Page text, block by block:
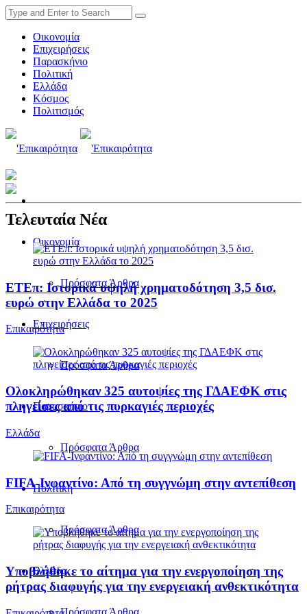
Οικονομία
Επιχειρήσεις
Παρασκήνιο
Πολιτική
Ελλάδα
Κόσμος
Πολιτισμός
Οικονομία
Πρόσφατα Άρθρα
Επιχειρήσεις
Πρόσφατα Άρθρα
Παρασκήνιο
Πρόσφατα Άρθρα
Πολιτική
Πρόσφατα Άρθρα
Ελλάδα
Πρόσφατα Άρθρα
Τελευταία Νέα
ΕΤΕπ: Ιστορικά υψηλή χρηματοδότηση 3,5 δισ.
ευρώ στην Ελλάδα το 2025
Επικαιρότητα
Ολοκληρώθηκαν 325 αυτοψίες της ΓΔΑΕΦΚ στις
πληγείσες από τις πυρκαγιές περιοχές
Ελλάδα
FIFA-Ινφαντίνο: Από τη συγγνώμη στην αντεπίθεση
Επικαιρότητα
Υποβλήθηκε το αίτημα για την ενεργοποίηση της
ρήτρας διαφυγής για την ενεργειακή ανθεκτικότητα